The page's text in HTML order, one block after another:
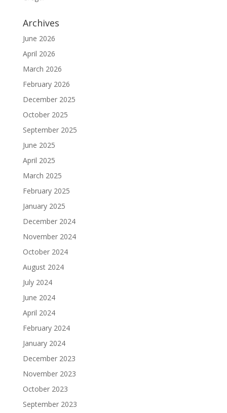
Archives
June 2026
April 2026
March 2026
February 2026
December 2025
October 2025
September 2025
June 2025
April 2025
March 2025
February 2025
January 2025
December 2024
November 2024
October 2024
August 2024
July 2024
June 2024
April 2024
February 2024
January 2024
December 2023
November 2023
October 2023
September 2023